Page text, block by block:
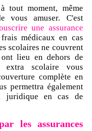
tout moment, même
vous amuser. C'est
une assurance
médicaux en cas
scolaires ne couvrent
lieu en dehors de
extra scolaire vous
complète en
permettra également
juridique en cas de
les assurances